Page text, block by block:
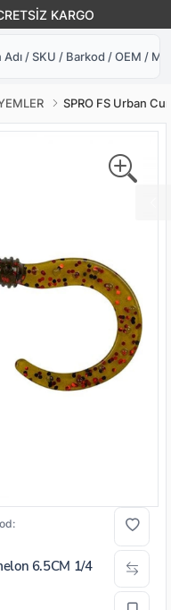
KARGO
SPRO FS Urban
6.5CM 1/4